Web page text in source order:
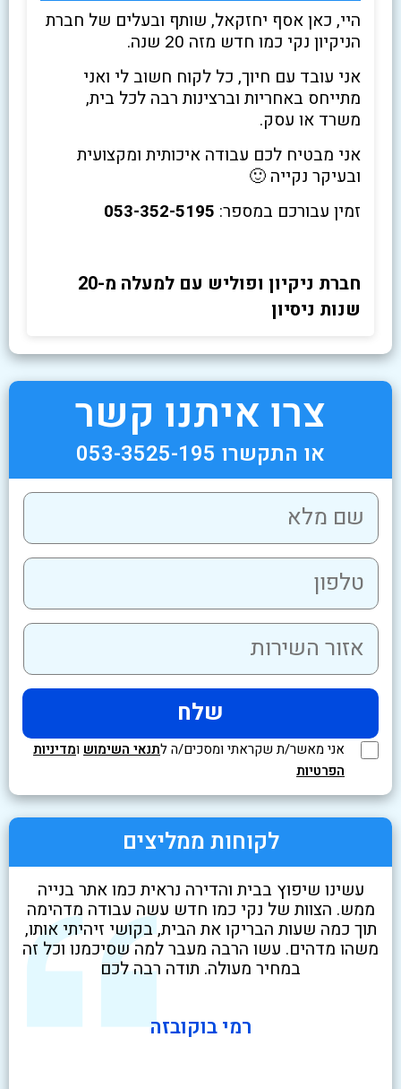
היי, כאן אסף יחזקאל, שותף ובעלים של חברת
הניקיון נקי כמו חדש מזה 20 שנה.
אני עובד עם חיוך, כל לקוח חשוב לי ואני
מתייחס באחריות וברצינות רבה לכל בית,
משרד או עסק.
אני מבטיח לכם עבודה איכותית ומקצועית
ובעיקר נקייה 🙂
זמין עבורכם במספר: 053-352-5195
חברת ניקיון ופוליש עם למעלה מ-20
שנות ניסיון
צרו איתנו קשר
או התקשרו 053-3525-195
אני מאשר/ת שקראתי ומסכים/ה לתנאי השימוש ומדיניות
הפרטיות
לקוחות ממליצים
עשינו שיפוץ בבית והדירה נראית כמו אתר בנייה
ממש. הצוות של נקי כמו חדש עשה עבודה מדהימה
תוך כמה שעות הבריקו את הבית, בקושי זיהיתי אותו,
משהו מדהים. עשו הרבה מעבר למה שסיכמנו וכל זה
במחיר מעולה. תודה רבה לכם
רמי בוקובזה